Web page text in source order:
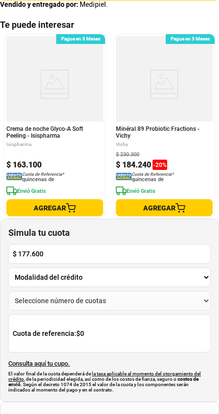
Vendido y entregado por: Medipiel.
Te puede interesar
Pague en 3 Meses
Crema de noche Glyco-A Soft
Peeling - Isispharma
Isispharma
$ 163.100
Cuota de Referencia*
quincenas de
Envió Gratis
AGREGAR
Pague en 3 Meses
Minéral 89 Probiotic Fractions -
Vichy
Vichy
$ 184.240 -20%
$ 230.300
Cuota de Referencia*
quincenas de
Envió Gratis
AGREGAR
Simula tu cuota
$ 177.600
Cuota de referencia:$0
Consulta aquí tu cupo.
El valor final de la cuota dependerá de la tasa aplicable al momento del otorgamiento del
crédito, de la periodicidad elegida, así como de los costos de fianza, seguro ocostos de
envió. Según el decreto 1074 de 2015 el valor de la cuota y los componentes serán
indicados al momento del pago y en el contrato.